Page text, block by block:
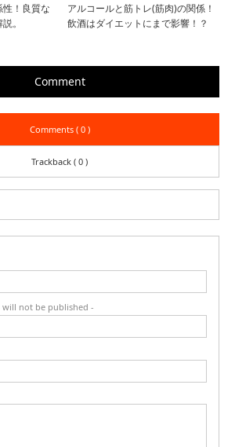
性！良質な
。
アルコールと筋トレ(筋肉)の関係！
飲酒はダイエットにまで影響！？
Comment
Comments ( 0 )
Trackback ( 0 )
will not be published -